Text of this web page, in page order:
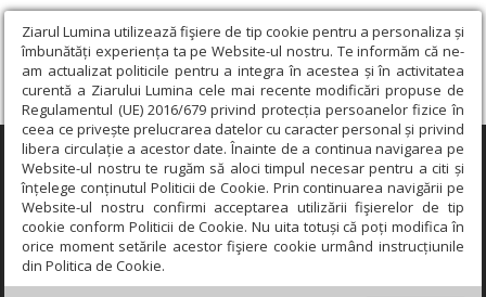
Ziarul Lumina utilizează fişiere de tip cookie pentru a personaliza și
îmbunătăți experiența ta pe Website-ul nostru. Te informăm că ne-
am actualizat politicile pentru a integra în acestea și în activitatea
curentă a Ziarului Lumina cele mai recente modificări propuse de
Regulamentul (UE) 2016/679 privind protecția persoanelor fizice în
ceea ce privește prelucrarea datelor cu caracter personal și privind
libera circulație a acestor date. Înainte de a continua navigarea pe
Website-ul nostru te rugăm să aloci timpul necesar pentru a citi și
înțelege conținutul Politicii de Cookie. Prin continuarea navigării pe
Website-ul nostru confirmi acceptarea utilizării fişierelor de tip
cookie conform Politicii de Cookie. Nu uita totuși că poți modifica în
orice moment setările acestor fişiere cookie urmând instrucțiunile
din Politica de Cookie.
×